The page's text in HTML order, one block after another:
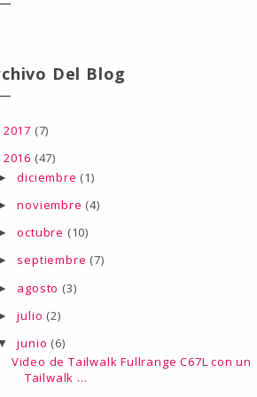
Del Blog
2017 (7)
2016 (47)
diciembre (1)
noviembre (4)
octubre (10)
septiembre (7)
agosto (3)
julio (2)
junio (6)
Video de Tailwalk Fullrange C67L con un
Tailwalk ...